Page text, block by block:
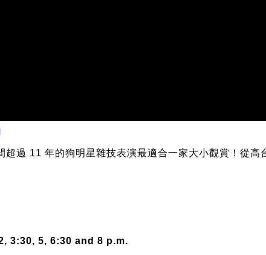
過 11 年的狗明星雜技表演最適合一家大小觀賞！從
3:30, 5, 6:30 and 8 p.m.